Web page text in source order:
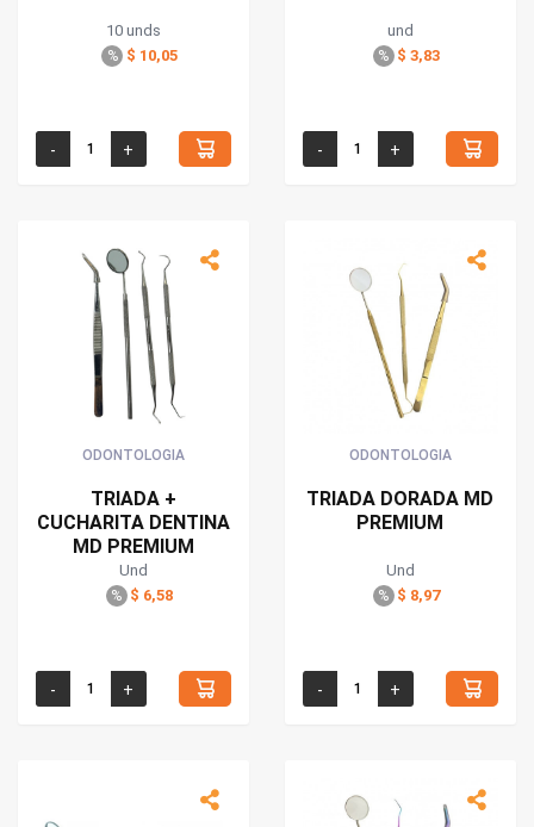
10 unds
% $ 10,05
und
% $ 3,83
ODONTOLOGIA
TRIADA +
CUCHARITA DENTINA
MD PREMIUM
Und
% $ 6,58
ODONTOLOGIA
TRIADA DORADA MD
PREMIUM
Und
% $ 8,97